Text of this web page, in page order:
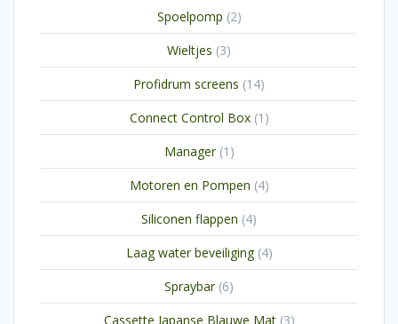
Spoelpomp 22
producten
Wieltjes 33
producten
Profidrum screens 1414
producten
Connect Control Box 1 1
product
Manager 1 1
product
Motoren en Pompen 44
producten
Siliconen flappen 44
producten
Laag water beveiliging 44
producten
Spraybar 66
producten
Cassette Japanse Blauwe Mat 33